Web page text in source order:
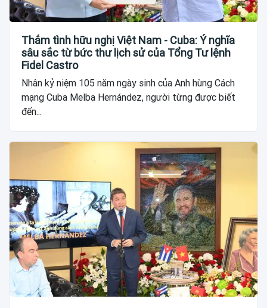
Thắm tình hữu nghị Việt Nam - Cuba: Ý nghĩa
sâu sắc từ bức thư lịch sử của Tổng Tư lệnh
Fidel Castro
Nhân kỷ niệm 105 năm ngày sinh của Anh hùng Cách
mạng Cuba Melba Hernández, người từng được biết
đến...